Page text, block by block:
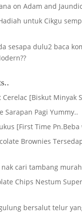
on Adam and
untuk Cikgu
sesapa dulu2 baca
Cerelac [Biskut Minyak
Sarapan Pagi Yummy..
[First Time
Brownies
cari tambang
Chips Nestum
bersalut telur